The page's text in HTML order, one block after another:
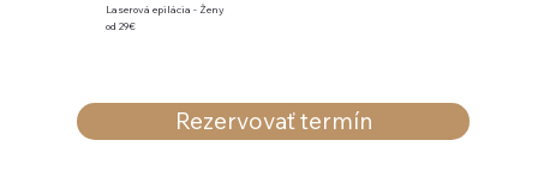
Laserová epilácia - Ženy
od 29€
Rezervovať termín